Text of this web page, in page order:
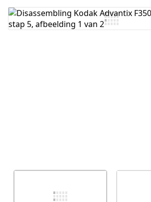
Voeg opmerking toe